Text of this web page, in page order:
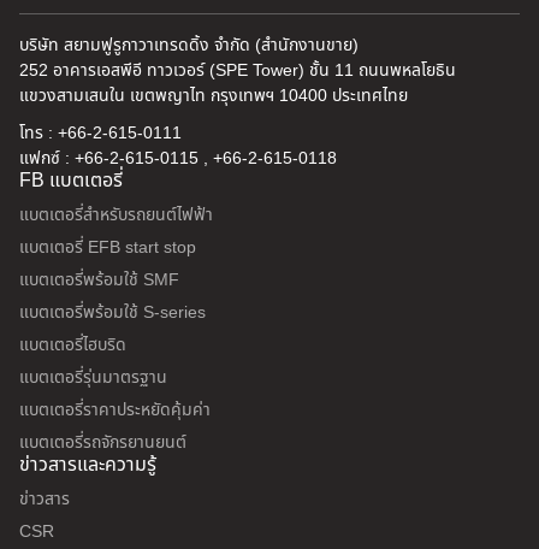
บริษัท สยามฟูรูกาวาเทรดดิ้ง จำกัด (สำนักงานขาย)
252 อาคารเอสพีอี ทาวเวอร์ (SPE Tower) ชั้น 11 ถนนพหลโยธิน
แขวงสามเสนใน เขตพญาไท กรุงเทพฯ 10400 ประเทศไทย
โทร : +66-2-615-0111
แฟกซ์ : +66-2-615-0115 , +66-2-615-0118
FB แบตเตอรี่
แบตเตอรี่สำหรับรถยนต์ไฟฟ้า
แบตเตอรี่ EFB start stop
แบตเตอรี่พร้อมใช้ SMF
แบตเตอรี่พร้อมใช้ S-series
แบตเตอรี่ไฮบริด
แบตเตอรี่รุ่นมาตรฐาน
แบตเตอรี่ราคาประหยัดคุ้มค่า
แบตเตอรี่รถจักรยานยนต์
ข่าวสารและความรู้
ข่าวสาร
CSR